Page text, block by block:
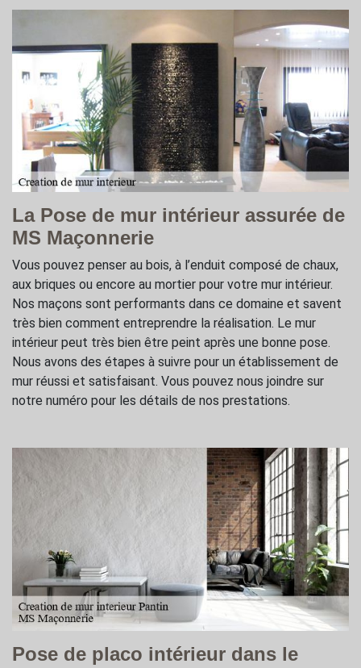
La Pose de mur intérieur assurée de
MS Maçonnerie
Vous pouvez penser au bois, à l’enduit composé de chaux,
aux briques ou encore au mortier pour votre mur intérieur.
Nos maçons sont performants dans ce domaine et savent
très bien comment entreprendre la réalisation. Le mur
intérieur peut très bien être peint après une bonne pose.
Nous avons des étapes à suivre pour un établissement de
mur réussi et satisfaisant. Vous pouvez nous joindre sur
notre numéro pour les détails de nos prestations.
Pose de placo intérieur dans le